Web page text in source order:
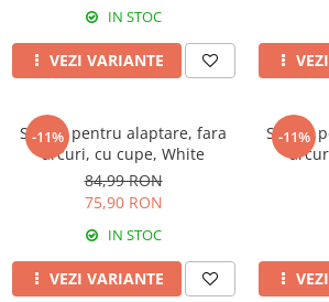
IN STOC
VEZI VARIANTE
-11%
Sutien pentru alaptare, fara
arcuri, cu cupe, White
84,99 RON
75,90 RON
IN STOC
VEZI VARIANTE
-11%
Sutien